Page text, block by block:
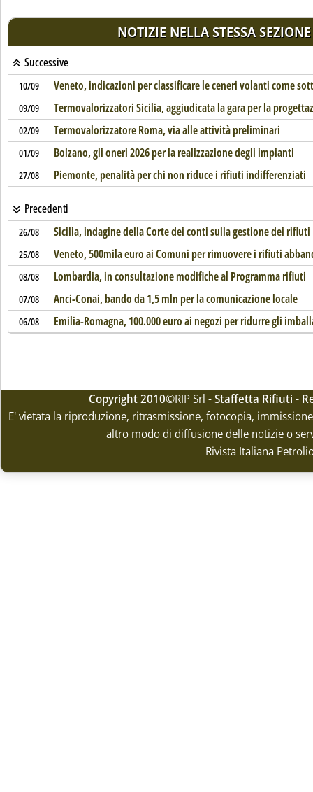
NOTIZIE NELLA STESSA SEZIONE
Successive
10/09 Veneto, indicazioni per classificare le ceneri volanti come
09/09 Termovalorizzatori Sicilia, aggiudicata la gara per la
02/09 Termovalorizzatore Roma, via alle attività preliminari
01/09 Bolzano, gli oneri 2026 per la realizzazione degli impianti
27/08 Piemonte, penalità per chi non riduce i rifiuti indifferenziati
Precedenti
26/08 Sicilia, indagine della Corte dei conti sulla gestione dei rifiuti
25/08 Veneto, 500mila euro ai Comuni per rimuovere i rifiuti
08/08 Lombardia, in consultazione modifiche al Programma rifiuti
07/08 Anci-Conai, bando da 1,5 mln per la comunicazione locale
06/08 Emilia-Romagna, 100.000 euro ai negozi per ridurre gli
Copyright 2010©RIP Srl -Staffetta Rifiuti -
E' vietata la riproduzione, ritrasmissione, fotocopia,
altro modo di diffusione delle notizie o
Rivista Italiana